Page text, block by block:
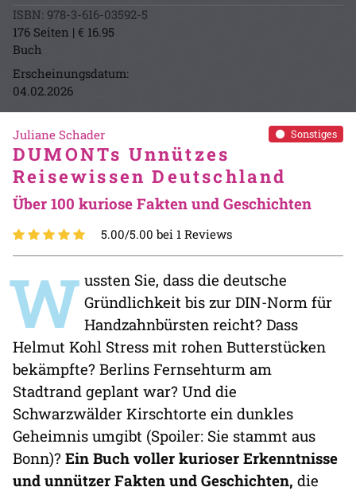
ISBN: 978-3-616-03592-5
176 Seiten | € 16.95
Buch
Erscheinungsdatum:
04.02.2026
Sonstiges
Juliane Schader
DUMONTs Unnützes
Reisewissen Deutschland
Über 100 kuriose Fakten und Geschichten
5.00/5.00 bei 1 Reviews
W ussten Sie, dass die deutsche
Gründlichkeit bis zur DIN-Norm für
Handzahnbürsten reicht? Dass
Helmut Kohl Stress mit rohen Butterstücken
bekämpfte? Berlins Fernsehturm am
Stadtrand geplant war? Und die
Schwarzwälder Kirschtorte ein dunkles
Geheimnis umgibt (Spoiler: Sie stammt aus
Bonn)? Ein Buch voller kurioser Erkenntnisse
und unnützer Fakten und Geschichten, die